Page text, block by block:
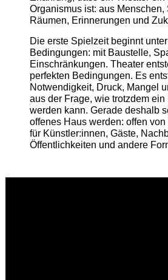
Organismus ist: aus Menschen,
Räumen, Erinnerungen und
Die erste Spielzeit beginnt
Bedingungen: mit Baustelle,
Einschränkungen. Theater
perfekten Bedingungen. Es
Notwendigkeit, Druck, Mangel
aus der Frage, wie trotzdem
werden kann. Gerade deshalb
offenes Haus werden: offen
für Künstler:innen, Gäste,
Öffentlichkeiten und andere